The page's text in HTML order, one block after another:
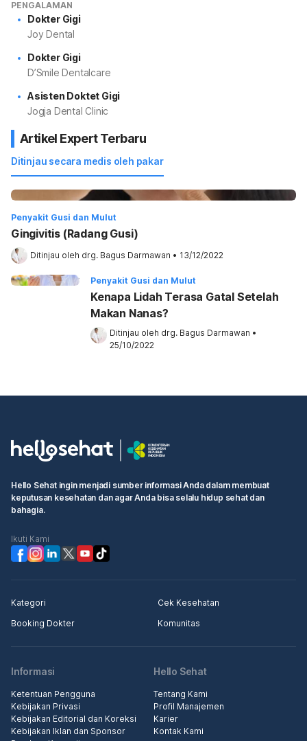
PENGALAMAN
Dokter Gigi
Joy Dental
Dokter Gigi
D’Smile Dentalcare
Asisten Doktet Gigi
Jogja Dental Clinic
Artikel Expert Terbaru
Ditinjau secara medis oleh pakar
Penyakit Gusi dan Mulut
Gingivitis (Radang Gusi)
Ditinjau oleh drg. Bagus Darmawan • 13/12/2022
Penyakit Gusi dan Mulut
Kenapa Lidah Terasa Gatal Setelah
Makan Nanas?
Ditinjau oleh drg. Bagus Darmawan •
25/10/2022
Hello Sehat ingin menjadi sumber informasi Anda dalam membuat
keputusan kesehatan dan agar Anda bisa selalu hidup sehat dan
bahagia.
Ikuti Kami
Kategori
Cek Kesehatan
Booking Dokter
Komunitas
Informasi
Ketentuan Pengguna
Kebijakan Privasi
Kebijakan Editorial dan Koreksi
Kebijakan Iklan dan Sponsor
Hello Sehat
Tentang Kami
Profil Manajemen
Karier
Kontak Kami